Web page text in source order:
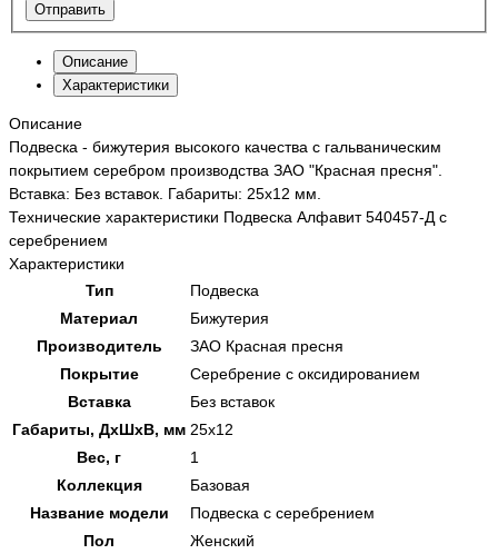
Отправить
Описание
Характеристики
Описание
Подвеска - бижутерия высокого качества с гальваническим
покрытием серебром производства ЗАО "Красная пресня".
Вставка: Без вставок. Габариты: 25х12 мм.
Технические характеристики Подвеска Алфавит 540457-Д с
серебрением
Характеристики
Тип
Подвеска
Материал
Бижутерия
Производитель
ЗАО Красная пресня
Покрытие
Серебрение с оксидированием
Вставка
Без вставок
Габариты, ДхШхВ, мм 25х12
Вес, г
1
Коллекция
Базовая
Название модели
Подвеска с серебрением
Пол
Женский